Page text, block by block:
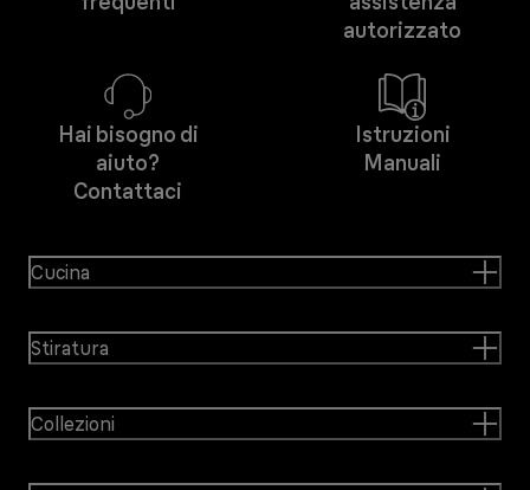
autorizzato
Hai bisogno di
aiuto?
Contattaci
Istruzioni
Manuali
Cucina
Stiratura
Collezioni